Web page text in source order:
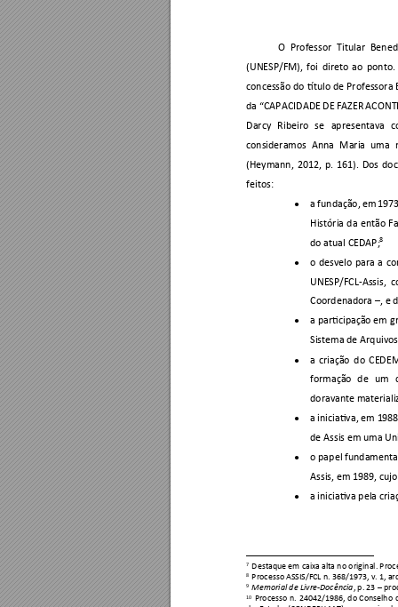
O Professor Titular
(UNESP/FM),
foi direto ao ponto.
concessão do título de Professora
da “CAPACIDADE DE FAZER
Darcy Ribeiro se apresentava
consideramos Anna Maria uma
(Heymann, 2012, p. 161). Dos
feitos:
● a fundação, em
História da então
do atual CEDAP;8
● o desvelo para a
UNESP/FCL-Assis,
c
Coordenadora –, e
● a participação em
Sistema de
● a criação do
formação de um
doravante
● a iniciativa, em 1
de Assis em uma
● o papel
Assis, em 1989,
● a iniciativa pela
7 Destaque em caixa alta no original.
8 Processo ASSIS/FCL n . 368/1973, v. 1,
9 Memorial de Livre-Docência , p. 23 –
10 Processo n. 24042/1986, do Conselho